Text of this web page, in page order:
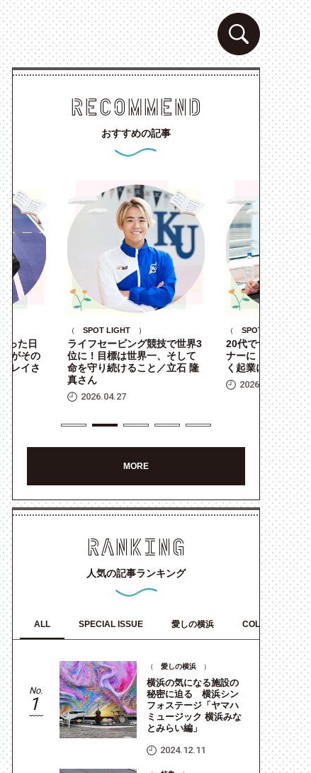
RECOMMEND
おすすめの記事
った日
がその
レイさ
ライフセービング競技で世界3
位に！目標は世界一、そして
命を守り続けること／立石 隆
真さん
2026.04.27
（ SPOT LIGHT）
20代でサッカーチ
ナーに！大きな夢
く起業に挑戦／髙
2026.01.26
（ SPOT LIGHT ）
MORE
RANKING
人気の記事ランキング
ALL SPECIAL ISSUE 愛しの横浜 COLORS
No.
1
横浜の気になる施設の
秘密に迫る 横浜シン
フォステージ「ヤマハ
ミュージック 横浜みな
とみらい編」
2024.12.11
（ 愛しの横浜）
検索ボック